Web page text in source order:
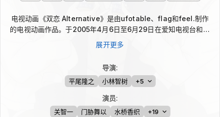
电视动画《双恋 Alternative》是由ufotable、flag和feel.制作
的电视动画作品。于2005年4月6日至6月29日在爱知电视台和大
阪电视台首播，全13话 。 大学中途退学，经营侦探事务所的年轻
人。主人公双叶恋太郎生来就在二子魂川。 助手白钟姐妹。由侦
注意的是，双恋I跟双恋II所说是两季度，但是故事内容的本质发生
了很大的变化，第一部是从游戏改编过来，而第二部是从已有的漫
画改编过来，所以，故事以白钟姐妹作女主角，而在前作中出场的
其他双胞胎全部作为配角，基本已经不是后宫动画，而是爱情类
展开更多
导演:
平尾隆之 小林智树 +5
演员:
关智一 门胁舞以 水桥香织 +19